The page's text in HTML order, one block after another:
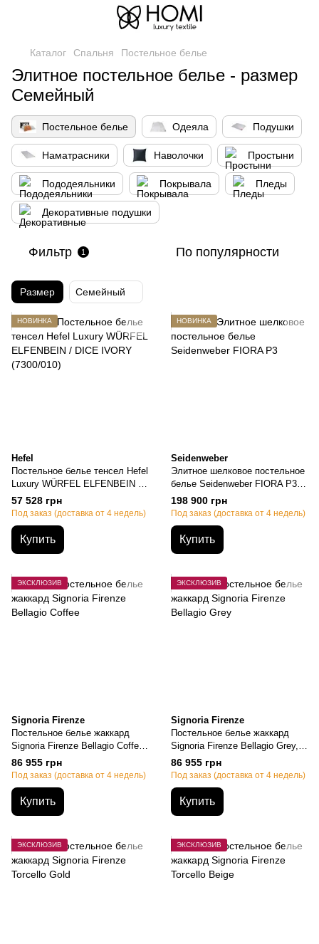
Каталог Спальня Постельное белье
Элитное постельное белье - размер
Семейный
Постельное белье Одеяла Подушки
Наматрасники Наволочки Простыни
Пододеяльники Покрывала Пледы
Декоративные подушки
Фильтр 1 По популярности
Размер Семейный
НОВИНКА
Hefel
Постельное белье тенсел Hefel
Luxury WÜRFEL ELFENBEIN /
DICE IVORY (7300/010),
Кремовый, Семейный, 50х70см
180х200см на резинке
57 528 грн
Под заказ (доставка от 4 недель)
Купить
НОВИНКА
Seidenweber
Элитное шелковое постельное
белье Seidenweber FIORA P3,
Семейный, 50х70см (2шт),
160х220см-2шт, 160х200см на
198 900 грн
Под заказ (доставка от 4 недель)
Купить
ЭКСКЛЮЗИВ
Signoria Firenze
Постельное белье жаккард
Signoria Firenze Bellagio Coffee,
Семейный, 50х70см (2шт),
155х200см-2шт., 270х290см
86 955 грн
Под заказ (доставка от 4 недель)
Купить
ЭКСКЛЮЗИВ
Signoria Firenze
Постельное белье жаккард
Signoria Firenze Bellagio Grey,
Семейный, 50х70см (2шт),
155х200см-2шт., 270х290см
86 955 грн
Под заказ (доставка от 4 недель)
Купить
ЭКСКЛЮЗИВ ЭКСКЛЮЗИВ